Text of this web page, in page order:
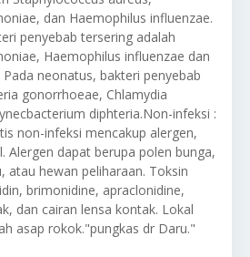
dan Haemophilus influenzae.
penyebab tersering adalah
Haemophilus influenzae dan
neonatus, bakteri penyebab
gonorrhoeae, Chlamydia
diphteria.Non-infeksi :
non-infeksi mencakup alergen,
Alergen dapat berupa polen bunga,
atau hewan peliharaan. Toksin
brimonidine, apraclonidine,
dan cairan lensa kontak. Lokal
asap rokok."pungkas dr Daru."